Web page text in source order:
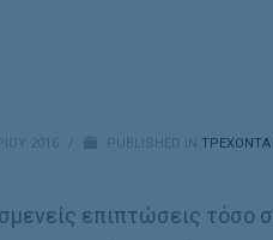
2016 PUBLISHED INΤΡΕΧΟΝΤΑ
επιπτώσεις τόσο